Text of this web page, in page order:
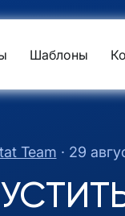
Шаблоны
Team · 29